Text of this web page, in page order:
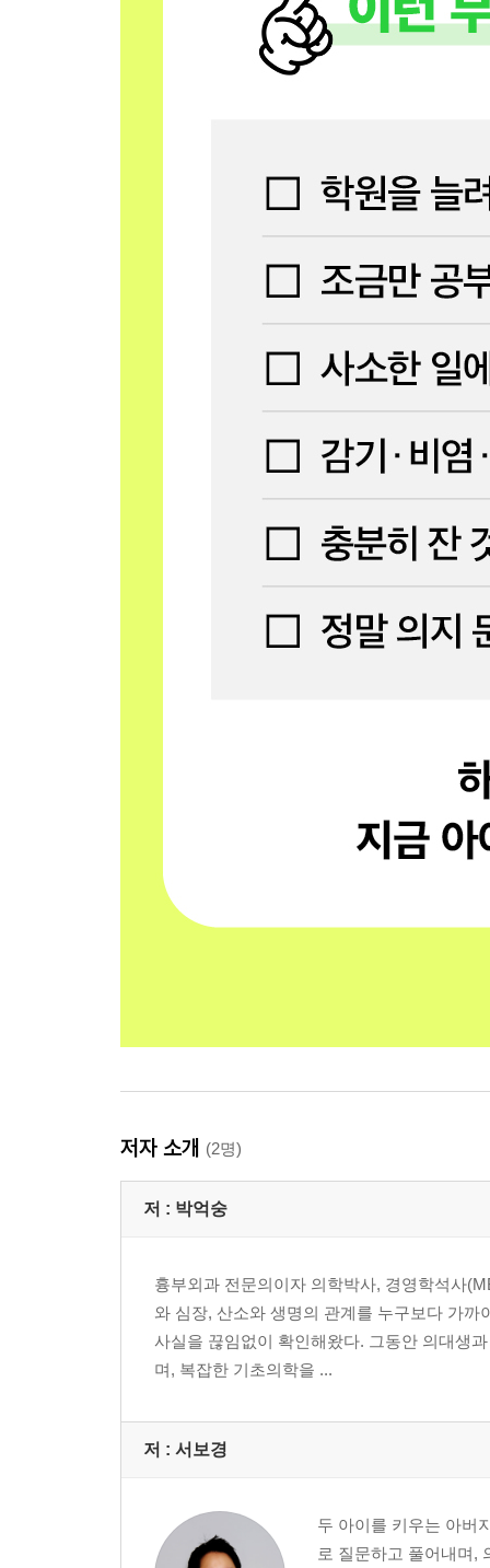
저자 소개 (2명)
저 : 박억숭
흉부외과 전문의이자 의학박사, 경영학석사
와 심장, 산소와 생명의 관계를 누구보다 가까
사실을 끊임없이 확인해왔다. 그동안 의대생
며, 복잡한 기초의학을 ...
저 : 서보경
두 아이를 키우는 아버
로 질문하고 풀어내며,